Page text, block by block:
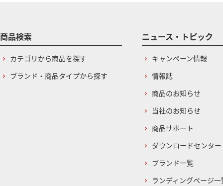
商品検索
カテゴリから商品を探す
ブランド・商品タイプから探す
ニュース・トピック
キャンペーン情報
情報誌
商品のお知らせ
当社のお知らせ
商品サポート
ダウンロードセンター
ブランド一覧
ランディングページ一